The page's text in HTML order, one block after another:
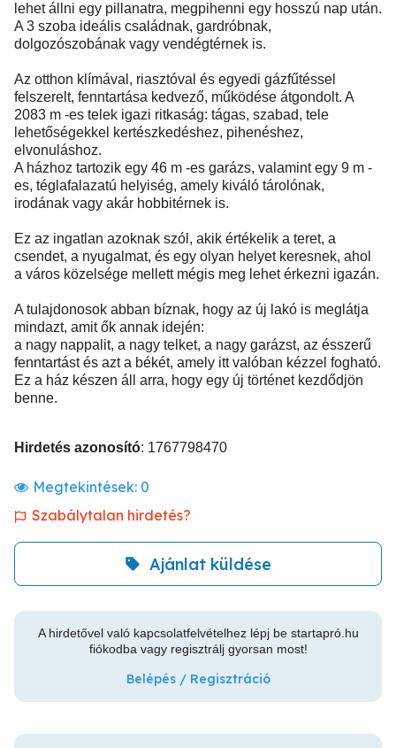
lehet állni egy pillanatra, megpihenni egy hosszú nap után.
A 3 szoba ideális családnak, gardróbnak,
dolgozószobának vagy vendégtérnek is.
Az otthon klímával, riasztóval és egyedi gázfűtéssel
felszerelt, fenntartása kedvező, működése átgondolt. A
2083 m -es telek igazi ritkaság: tágas, szabad, tele
lehetőségekkel kertészkedéshez, pihenéshez,
elvonuláshoz.
A házhoz tartozik egy 46 m -es garázs, valamint egy 9 m -
es, téglafalazatú helyiség, amely kiváló tárolónak,
irodának vagy akár hobbitérnek is.
Ez az ingatlan azoknak szól, akik értékelik a teret, a
csendet, a nyugalmat, és egy olyan helyet keresnek, ahol
a város közelsége mellett mégis meg lehet érkezni igazán.
A tulajdonosok abban bíznak, hogy az új lakó is meglátja
mindazt, amit ők annak idején:
a nagy nappalit, a nagy telket, a nagy garázst, az ésszerű
fenntartást és azt a békét, amely itt valóban kézzel fogható.
Ez a ház készen áll arra, hogy egy új történet kezdődjön
benne.
Hirdetés azonosító: 1767798470
Megtekintések: 0
Szabálytalan hirdetés?
Ajánlat küldése
A hirdetővel való kapcsolatfelvételhez lépj be startapró.hu
fiókodba vagy regisztrálj gyorsan most!
Belépés / Regisztráció